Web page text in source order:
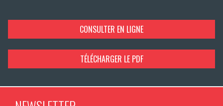
CONSULTER EN LIGNE
TÉLÉCHARGER LE PDF